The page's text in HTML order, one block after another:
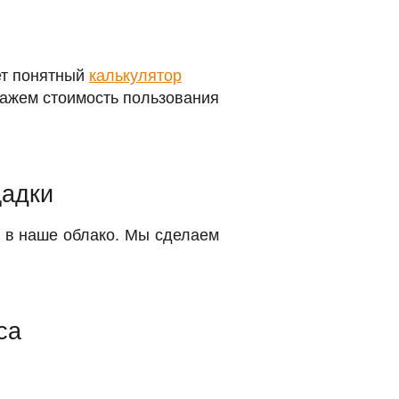
понятный калькулятор
стоимость пользования
в наше облако. Мы сделаем